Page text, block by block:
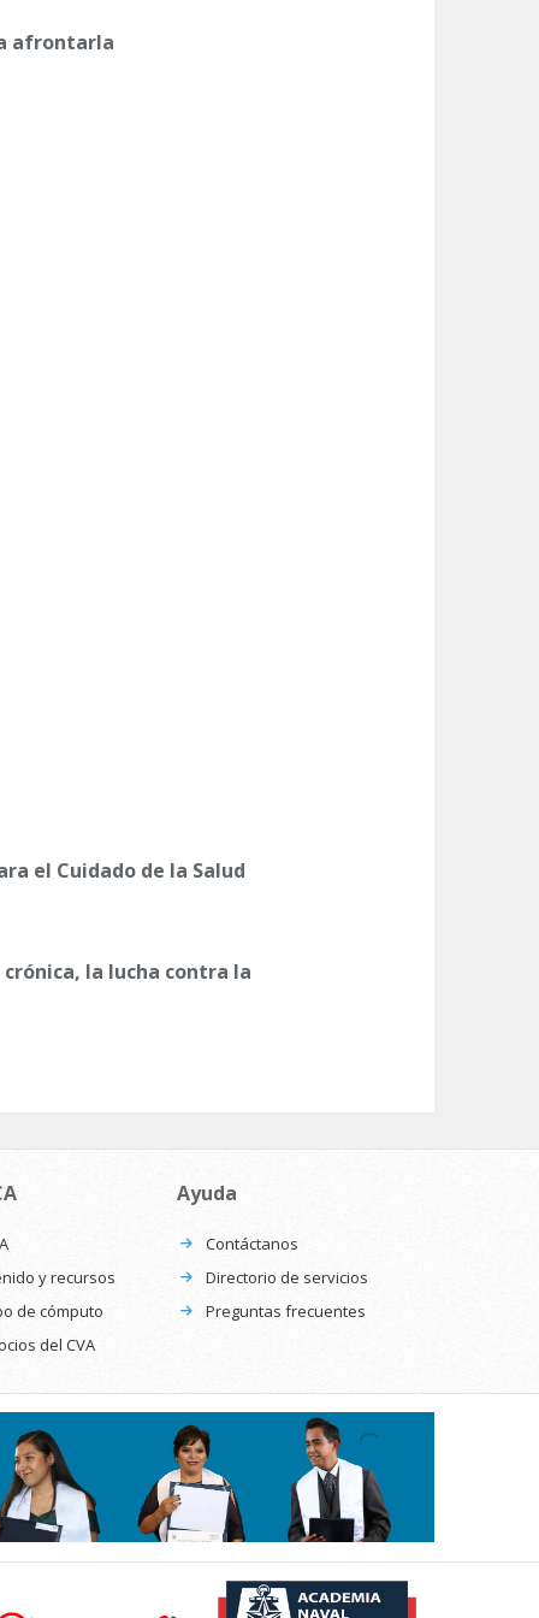
afrontarla
el Cuidado de la Salud
la lucha contra la
y recursos
de cómputo
del CVA
Ayuda
Contáctanos
Directorio de servicios
Preguntas frecuentes